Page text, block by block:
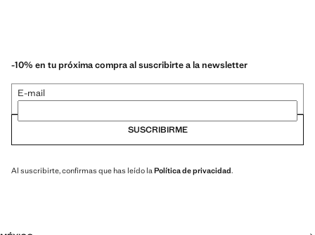
-10% en tu próxima compra al suscribirte a la newsletter
E-mail
SUSCRIBIRME
Al suscribirte, confirmas que has leído laPolítica de privacidad.